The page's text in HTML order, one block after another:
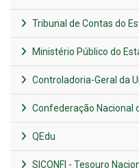
Tribunal de Contas do
Ministério Público do
Controladoria-Geral da
Confederação Nacional
QEdu
SICONFI - Tesouro